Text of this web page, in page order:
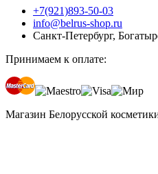
+7(921)893-50-03
info@belrus-shop.ru
Санкт-Петербург,
Принимаем к оплате:
Магазин Белорусской